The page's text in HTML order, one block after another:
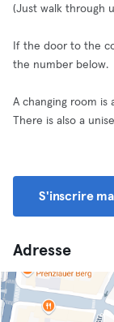
(Just walk through
If the door to the
the number below.
A changing room is
There is also a
S'inscrire
Adresse